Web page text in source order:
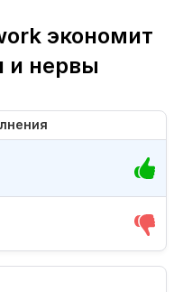
экономит
и нервы